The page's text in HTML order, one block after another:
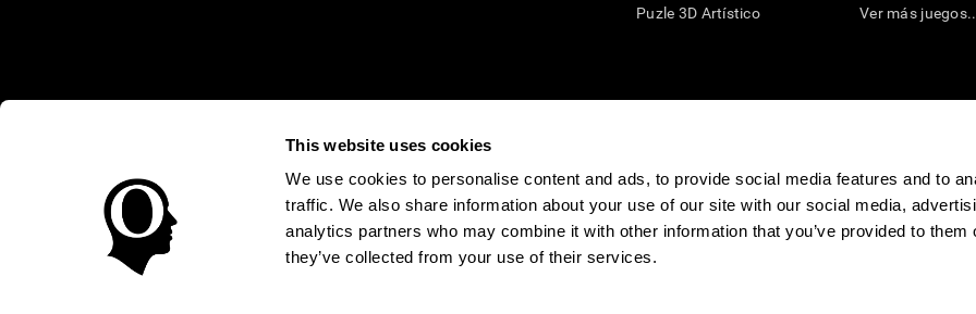
This website uses cookies
We use cookies to personalise content and ads, to provide social media features and to
traffic. We also share information about your use of our site with our social media,
analytics partners who may combine it with other information that you’ve provided to them
they’ve collected from your use of their services.
Puzle 3D Artístico
Ver más
* Las evaluaciones de CogniFit están diseñadas para detectar alteraciones y deterioro cognitivo con el fin de ofrecer a un médico información pertinente
clínico, los resultados de CogniFit (cuando son interpretados por un profesional de la salud cualificado), se pueden utilizar como ayuda para determinar si
neuropsicológica (por ejemplo, un examen neuropsicológico completo). CogniFit no ofrece directamente un diagnóstico médico de ningún tipo. Un
puede ser realizada por un médico o psicólogo cualificado teniendo en cuenta una amplia gama de posibles factores. De acuerdo al uso indicado,
un dispositivo médico certicado por la FDA. El producto puede ser utilizado para estudios de investigación en cualquier campo de investigación
uso del producto debe hacerse en los sujetos humanos apropiados conforme al procedimiento dictado por el centro de investigación y será una
sujeto humano nunca no podrán ser, en ningún caso, inferiores a las requeridas para cualquier sujeto de investigación en virtud de lo dispuesto en la